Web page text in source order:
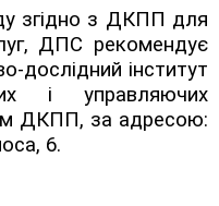
згідно з ДКПП для
ДПС рекомендує
дослідний інститут
і управляючих
ДКПП, за адресою:
6.